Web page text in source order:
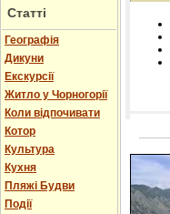
Статті
Географія
Дикуни
Екскурсії
Житло у Чорногорії
Коли відпочивати
Котор
Культура
Кухня
Пляжі Будви
Події